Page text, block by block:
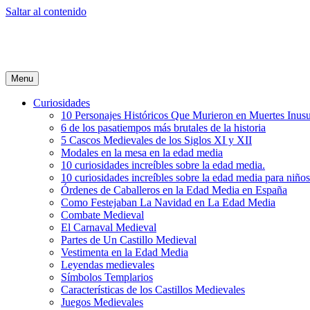
Saltar al contenido
Menu
Curiosidades
10 Personajes Históricos Que Murieron en Muertes
6 de los pasatiempos más brutales de la historia
5 Cascos Medievales de los Siglos XI y XII
Modales en la mesa en la edad media
10 curiosidades increíbles sobre la edad media.
10 curiosidades increíbles sobre la edad media para
Órdenes de Caballeros en la Edad Media en España
Como Festejaban La Navidad en La Edad Media
Combate Medieval
El Carnaval Medieval
Partes de Un Castillo Medieval
Vestimenta en la Edad Media
Leyendas medievales
Símbolos Templarios
Características de los Castillos Medievales
Juegos Medievales